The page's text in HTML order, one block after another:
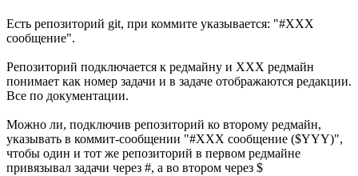
Есть репозиторий git, при коммите указывается: "#ХХХ
сообщение".
Репозиторий подключается к редмайну и ХХХ редмайн
понимает как номер задачи и в задаче отображаются редакции.
Все по документации.
Можно ли, подключив репозиторий ко второму редмайн,
указывать в коммит-сообщении "#ХХХ сообщение ($YYY)",
чтобы один и тот же репозиторий в первом редмайне
привязывал задачи через #, а во втором через $